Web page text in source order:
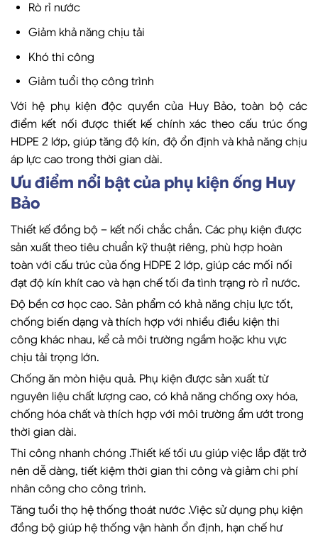
Rò rỉ nước
Giảm khả năng chịu tải
Khó thi công
Giảm tuổi thọ công trình
Với hệ phụ kiện độc quyền của Huy Bảo, toàn bộ các
điểm kết nối được thiết kế chính xác theo cấu trúc ống
HDPE 2 lớp, giúp tăng độ kín, độ ổn định và khả năng chịu
áp lực cao trong thời gian dài.
Ưu điểm nổi bật của phụ kiện ống Huy
Bảo
Thiết kế đồng bộ – kết nối chắc chắn. Các phụ kiện được
sản xuất theo tiêu chuẩn kỹ thuật riêng, phù hợp hoàn
toàn với cấu trúc của ống HDPE 2 lớp, giúp các mối nối
đạt độ kín khít cao và hạn chế tối đa tình trạng rò rỉ nước.
Độ bền cơ học cao. Sản phẩm có khả năng chịu lực tốt,
chống biến dạng và thích hợp với nhiều điều kiện thi
công khác nhau, kể cả môi trường ngầm hoặc khu vực
chịu tải trọng lớn.
Chống ăn mòn hiệu quả. Phụ kiện được sản xuất từ
nguyên liệu chất lượng cao, có khả năng chống oxy hóa,
chống hóa chất và thích hợp với môi trường ẩm ướt trong
thời gian dài.
Thi công nhanh chóng .Thiết kế tối ưu giúp việc lắp đặt trở
nên dễ dàng, tiết kiệm thời gian thi công và giảm chi phí
nhân công cho công trình.
Tăng tuổi thọ hệ thống thoát nước .Việc sử dụng phụ kiện
đồng bộ giúp hệ thống vận hành ổn định, hạn chế hư